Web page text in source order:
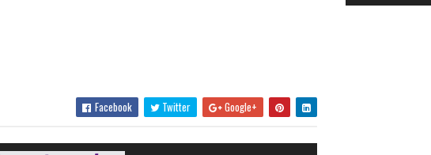
Facebook Twitter Google+